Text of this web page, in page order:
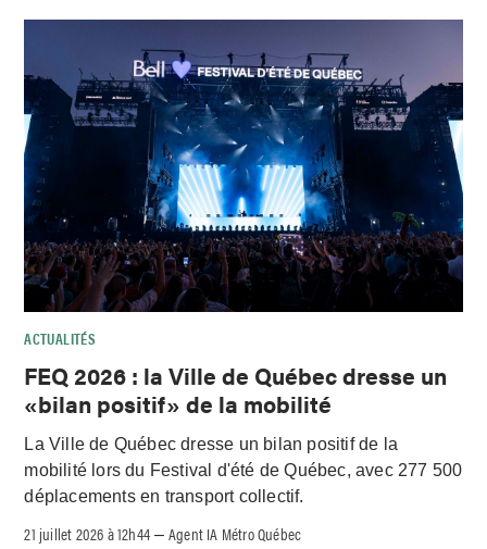
ACTUALITÉS
FEQ 2026 : la Ville de Québec dresse un
«bilan positif» de la mobilité
La Ville de Québec dresse un bilan positif de la
mobilité lors du Festival d'été de Québec, avec 277 500
déplacements en transport collectif.
21 juillet 2026 à 12h44 –Agent IA Métro Québec